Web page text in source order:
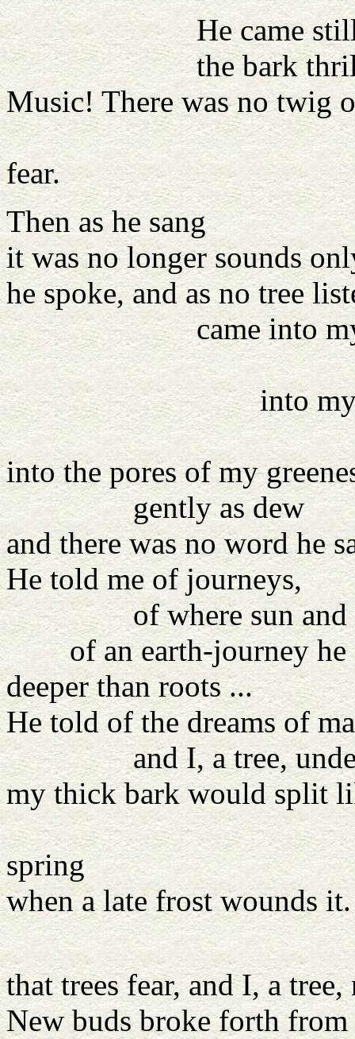
He came still
the bark thrilled
Music! There was no twig
trembling
fear.
Then as he sang
it was no longer sounds
he spoke, and as no tree
came into my
out of
into my
out of
into the pores of my
gently as dew
and there was no word he
He told me of journeys,
of where sun and
of an earth-journey he
deeper than roots ...
He told of the dreams of
and I, a tree,
my thick bark would split
grew too
spring
when a late frost wounds it.
Fire
that trees fear, and I, a
New buds broke forth